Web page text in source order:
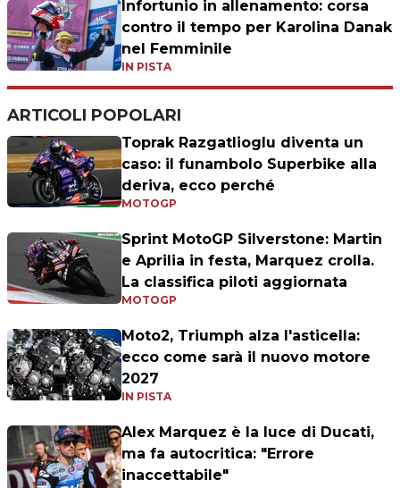
Infortunio in allenamento: corsa
contro il tempo per Karolina Danak
nel Femminile
IN PISTA
ARTICOLI POPOLARI
Toprak Razgatlioglu diventa un
caso: il funambolo Superbike alla
deriva, ecco perché
MOTOGP
Sprint MotoGP Silverstone: Martin
e Aprilia in festa, Marquez crolla.
La classifica piloti aggiornata
MOTOGP
Moto2, Triumph alza l'asticella:
ecco come sarà il nuovo motore
2027
IN PISTA
Alex Marquez è la luce di Ducati,
ma fa autocritica: "Errore
inaccettabile"